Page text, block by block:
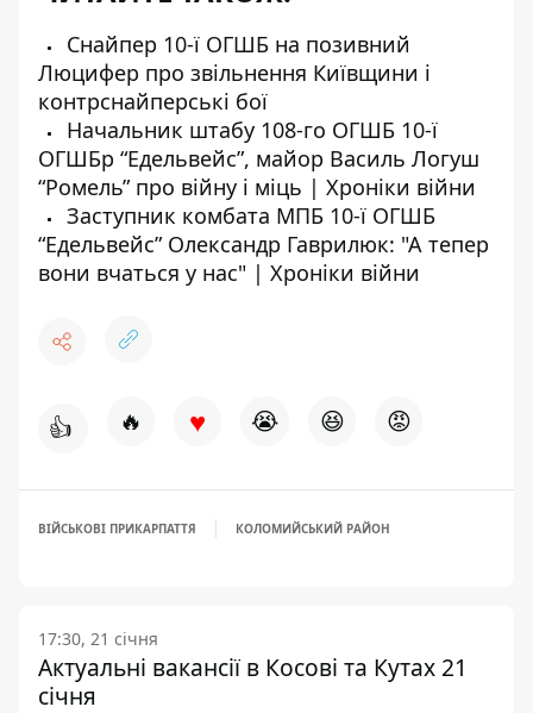
Снайпер 10-ї ОГШБ на позивний
Люцифер про звільнення Київщини і
контрснайперські бої
Начальник штабу 108-го ОГШБ 10-ї
ОГШБр “Едельвейс”, майор Василь Логуш
“Ромель” про війну і міць | Хроніки війни
Заступник комбата МПБ 10-ї ОГШБ
“Едельвейс” Олександр Гаврилюк: "А тепер
вони вчаться у нас" | Хроніки війни
👍 🔥 ♥ 😭 😆 😡
ВІЙСЬКОВІ ПРИКАРПАТТЯ КОЛОМИЙСЬКИЙ РАЙОН
17:30, 21 січня
Актуальні вакансії в Косові та Кутах 21
січня